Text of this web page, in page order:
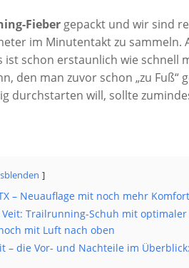
Fieber gepackt und wir sind
im Minutentakt zu sammeln.
ist schon erstaunlich wie schnell
den man zuvor schon „zu
durchstarten will, sollte
– Neuauflage mit noch mehr
Veit: Trailrunning-Schuh mit
mit Luft nach oben
– die Vor- und Nachteile im Überblick: